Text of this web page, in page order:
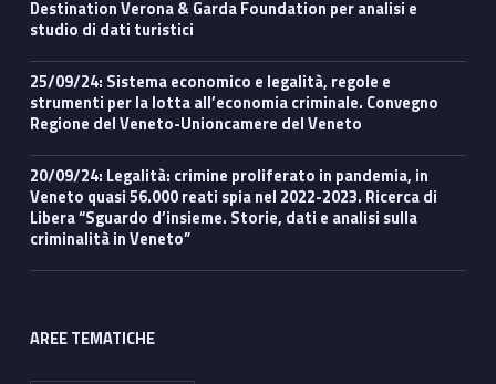
Destination Verona & Garda Foundation per analisi e
studio di dati turistici
25/09/24: Sistema economico e legalità, regole e
strumenti per la lotta all’economia criminale. Convegno
Regione del Veneto-Unioncamere del Veneto
20/09/24: Legalità: crimine proliferato in pandemia, in
Veneto quasi 56.000 reati spia nel 2022-2023. Ricerca di
Libera “Sguardo d’insieme. Storie, dati e analisi sulla
criminalità in Veneto”
AREE TEMATICHE